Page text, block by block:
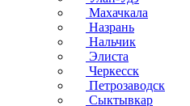
Махачкала
Назрань
Нальчик
Элиста
Черкесск
Петрозаводск
Сыктывкар